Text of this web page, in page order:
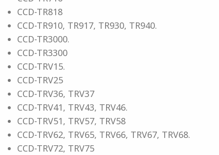
CCD-TR818
CCD-TR910, TR917, TR930, TR940.
CCD-TR3000.
CCD-TR3300
CCD-TRV15.
CCD-TRV25
CCD-TRV36, TRV37
CCD-TRV41, TRV43, TRV46.
CCD-TRV51, TRV57, TRV58
CCD-TRV62, TRV65, TRV66, TRV67, TRV68.
CCD-TRV72, TRV75